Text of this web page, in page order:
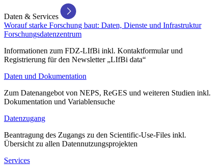
Daten & Services
Worauf starke Forschung baut: Daten, Dienste und Infrastruktur
Forschungsdatenzentrum
Informationen zum FDZ-LIfBi inkl. Kontaktformular und
Registrierung für den Newsletter „LIfBi data“
Daten und Dokumentation
Zum Datenangebot von NEPS, ReGES und weiteren Studien inkl.
Dokumentation und Variablensuche
Datenzugang
Beantragung des Zugangs zu den Scientific-Use-Files inkl.
Übersicht zu allen Datennutzungsprojekten
Services